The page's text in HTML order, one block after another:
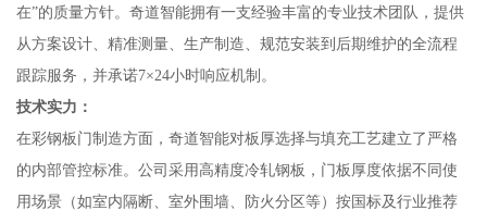
在”的质量方针。奇道智能拥有一支经验丰富的专业技术团队，提供
从方案设计、精准测量、生产制造、规范安装到后期维护的全流程
跟踪服务，并承诺7×24小时响应机制。
技术实力：
在彩钢板门制造方面，奇道智能对板厚选择与填充工艺建立了严格
的内部管控标准。公司采用高精度冷轧钢板，门板厚度依据不同使
用场景（如室内隔断、室外围墙、防火分区等）按国标及行业推荐